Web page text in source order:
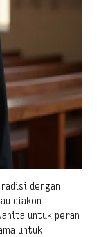
dengan
diakon
untuk peran
untuk